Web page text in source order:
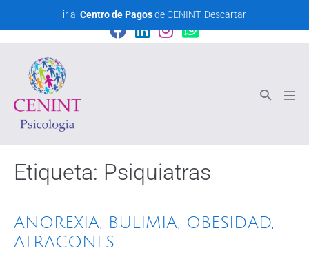
ir al Centro de Pagosde CENINT. Descartar
CENINT - Centro Interdisciplinario de Psicología
Etiqueta: Psiquiatras
ANOREXIA, BULIMIA, OBESIDAD,
ATRACONES.